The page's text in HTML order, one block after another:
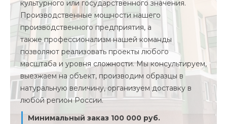
культурного или государственного значения.
Производственные мощности нашего
производственного предприятия, а
также профессионализм нашей команды
позволяют реализовать проекты любого
масштаба и уровня сложности. Мы консультируем,
выезжаем на объект, производим образцы в
натуральную величину, организуем доставку в
любой регион России.
Минимальный заказ 100 000 руб.